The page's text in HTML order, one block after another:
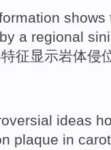
shows
a regional
特征显示岩体侵
ideas
plaque in